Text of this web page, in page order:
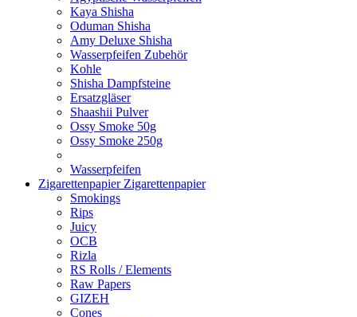
Kaya Shisha
Oduman Shisha
Amy Deluxe Shisha
Wasserpfeifen Zubehör
Kohle
Shisha Dampfsteine
Ersatzgläser
Shaashii Pulver
Ossy Smoke 50g
Ossy Smoke 250g
Wasserpfeifen
Zigarettenpapier Zigarettenpapier
Smokings
Rips
Juicy
OCB
Rizla
RS Rolls / Elements
Raw Papers
GIZEH
Cones